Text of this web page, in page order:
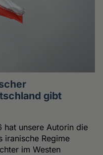
gibt
unsere Autorin die
iranische Regime
im Westen